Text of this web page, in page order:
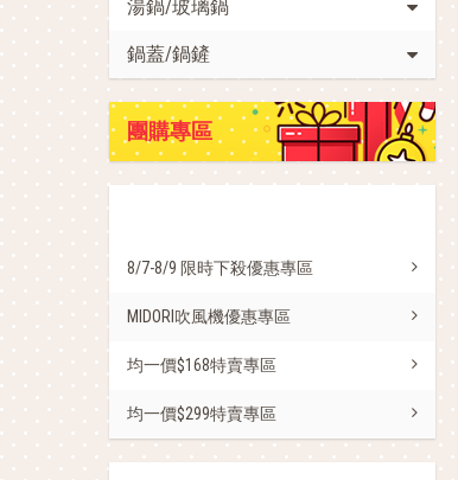
湯鍋/玻璃鍋
鍋蓋/鍋鏟
團購專區
8/7-8/9 限時下殺優惠專區
MIDORI吹風機優惠專區
均一價$168特賣專區
均一價$299特賣專區